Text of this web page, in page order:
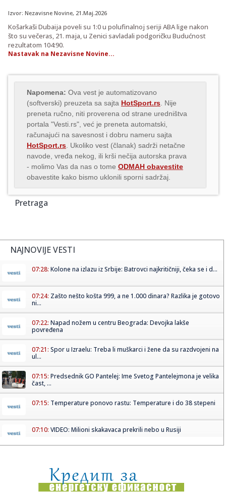
Izvor: Nezavisne Novine, 21.Maj.2026
Košarkaši Dubaija poveli su 1:0 u polufinalnoj seriji ABA lige nakon
što su večeras, 21. maja, u Zenici savladali podgoričku Budućnost
rezultatom 104:90.
Nastavak na Nezavisne Novine...
Napomena: Ova vest je automatizovano
(softverski) preuzeta sa sajta HotSport.rs . Nije
preneta ručno, niti proverena od strane uredništva
portala "Vesti.rs", već je preneta automatski,
računajući na savesnost i dobru nameru sajta
HotSport.rs . Ukoliko vest (članak) sadrži netačne
navode, vređa nekog, ili krši nečija autorska prava
- molimo Vas da nas o tome ODMAH obavestite
obavestite kako bismo uklonili sporni sadržaj.
Pretraga
NAJNOVIJE VESTI
07:28: Kolone na izlazu iz Srbije: Batrovci najkritičniji, čeka se i d...
07:24: Zašto nešto košta 999, a ne 1.000 dinara? Razlika je gotovo
ni...
07:22: Napad nožem u centru Beograda: Devojka lakše
povređena
07:21: Spor u Izraelu: Treba li muškarci i žene da su razdvojeni na
ul...
07:15: Predsednik GO Pantelej: Ime Svetog Pantelejmona je velika
čast, ...
07:15: Temperature ponovo rastu: Temperature i do 38 stepeni
07:10: VIDEO: Milioni skakavaca prekrili nebo u Rusiji
07:05:Овонедељна дешавања у Новом Саду